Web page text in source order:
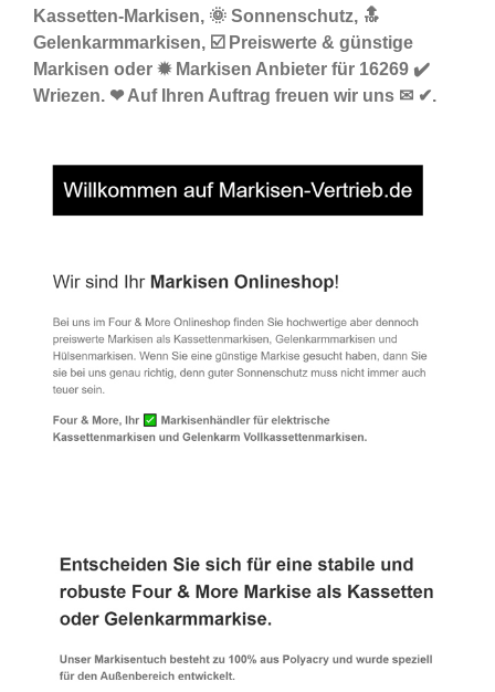
Kassetten-Markisen, 🌞 Sonnenschutz, 🔝
Gelenkarmmarkisen, ☑️ Preiswerte & günstige
Markisen oder ✹ Markisen Anbieter für 16269 ✔️
Wriezen. ❤ Auf Ihren Auftrag freuen wir uns ✉ ✔.